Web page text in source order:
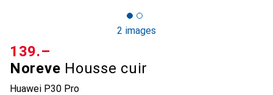
2 images
Noreve Housse cuir
Huawei P30 Pro
CHF
139.–